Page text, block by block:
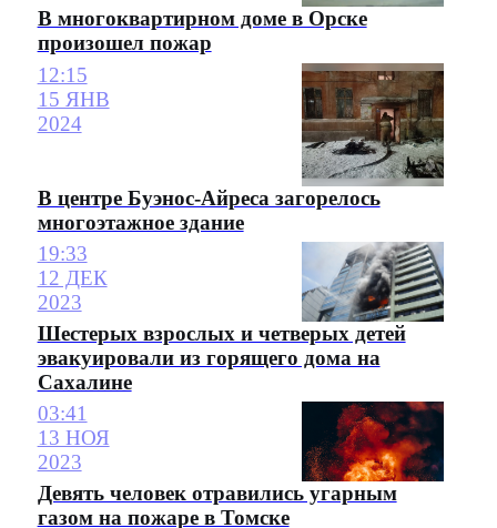
В многоквартирном доме в Орске
произошел пожар
12:15
15 ЯНВ
2024
В центре Буэнос-Айреса загорелось
многоэтажное здание
19:33
12 ДЕК
2023
Шестерых взрослых и четверых детей
эвакуировали из горящего дома на
Сахалине
03:41
13 НОЯ
2023
Девять человек отравились угарным
газом на пожаре в Томске